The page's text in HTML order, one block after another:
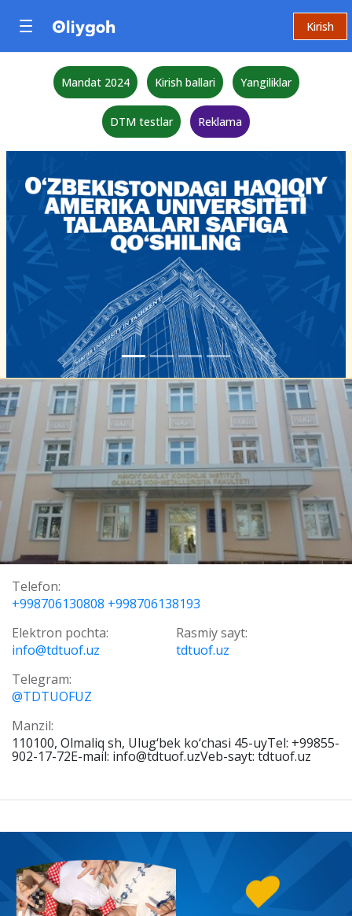
Kirish
Mandat 2024 Kirish ballari Yangiliklar
DTM testlar Reklama
Telefon:
+998706130808 +998706138193
Elektron pochta:
info@tdtuof.uz
Rasmiy sayt:
tdtuof.uz
Telegram:
@TDTUOFUZ
Manzil:
110100, Olmaliq sh, Ulug‘bek ko‘chasi 45-uyTel: +99855-
902-17-72E-mail: info@tdtuof.uzVeb-sayt: tdtuof.uz